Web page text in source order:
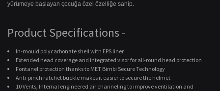
yürümeye başlayan çocuğa özel özelliğe sahip.
Product Specifications -
In-mould polycarbonate shell with EPS liner
Extended head coverage and integrated visor for all-round head protection
Fontanel protection thanks to MET Bimbi Secure Technology
Anti-pinch ratchet buckle makes it easier to secure the helmet
10 Vents, Internal engineered air channeling to improve ventilation and